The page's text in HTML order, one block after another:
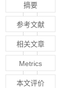
摘要
参考文献
相关文章
Metrics
本文评价